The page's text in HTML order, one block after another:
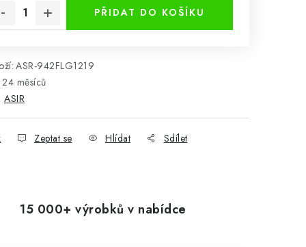
PŘIDAT DO KOŠÍKU
ASR-942FLG1219
24 měsíců
ASIR
Zeptat se Hlídat Sdílet
15 000+ výrobků v nabídce